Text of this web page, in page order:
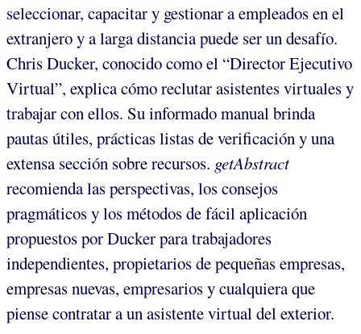
seleccionar, capacitar y gestionar a empleados en el
extranjero y a larga distancia puede ser un desafío.
Chris Ducker, conocido como el “Director Ejecutivo
Virtual”, explica cómo reclutar asistentes virtuales y
trabajar con ellos. Su informado manual brinda
pautas útiles, prácticas listas de verificación y una
extensa sección sobre recursos. getAbstract
recomienda las perspectivas, los consejos
pragmáticos y los métodos de fácil aplicación
propuestos por Ducker para trabajadores
independientes, propietarios de pequeñas empresas,
empresas nuevas, empresarios y cualquiera que
piense contratar a un asistente virtual del exterior.